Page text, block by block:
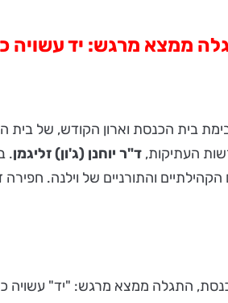
ממצא מרגש: יד
העתיקות, ד"ר יוחנן (ג'ון) זליגמן
והתורניים של וילנה.
התגלה ממצא מרגש: "יד"